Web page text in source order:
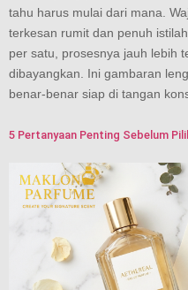
tahu harus mulai dari mana.
terkesan rumit dan penuh
per satu, prosesnya jauh lebih
dibayangkan. Ini gambaran
benar-benar siap di tangan
5 Pertanyaan Penting Sebelum